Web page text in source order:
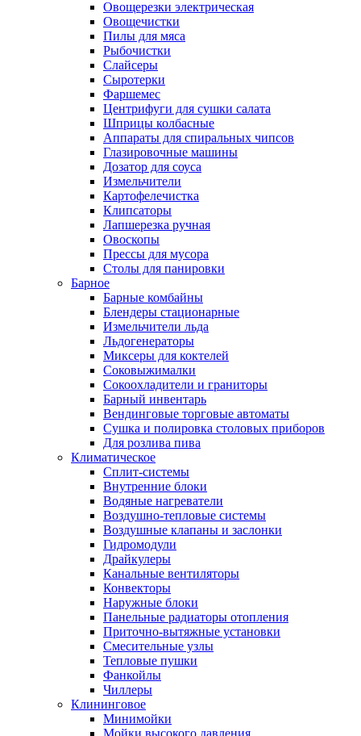
Овощерезки электрическая
Овощечистки
Пилы для мяса
Рыбочистки
Слайсеры
Сыротерки
Фаршемес
Центрифуги для сушки салата
Шприцы колбасные
Аппараты для спиральных чипсов
Глазировочные машины
Дозатор для соуса
Измельчители
Картофелечистка
Клипсаторы
Лапшерезка ручная
Овоскопы
Прессы для мусора
Столы для панировки
Барное
Барные комбайны
Блендеры стационарные
Измельчители льда
Льдогенераторы
Миксеры для коктелей
Соковыжималки
Сокоохладители и граниторы
Барный инвентарь
Вендинговые торговые автоматы
Сушка и полировка столовых приборов
Для розлива пива
Климатическое
Сплит-системы
Внутренние блоки
Водяные нагреватели
Воздушно-тепловые системы
Воздушные клапаны и заслонки
Гидромодули
Драйкулеры
Канальные вентиляторы
Конвекторы
Наружные блоки
Панельные радиаторы отопления
Приточно-вытяжные установки
Смесительные узлы
Тепловые пушки
Фанкойлы
Чиллеры
Клининговое
Минимойки
Мойки высокого давления